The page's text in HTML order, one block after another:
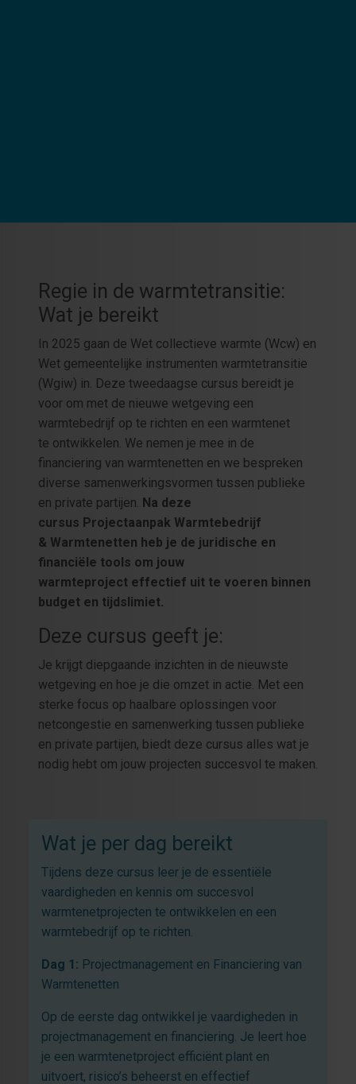
Regie in de warmtetransitie:
Wat je bereikt
In 2025 gaan de Wet collectieve warmte (Wcw) en
Wet gemeentelijke instrumenten warmtetransitie
(Wgiw) in. Deze tweedaagse cursus bereidt je
voor om met de nieuwe wetgeving een
warmtebedrijf op te richten en een warmtenet
te ontwikkelen. We nemen je mee in de
financiering van warmtenetten en we bespreken
diverse samenwerkingsvormen tussen publieke
en private partijen. Na deze
cursus Projectaanpak Warmtebedrijf
& Warmtenetten heb je de juridische en
financiële tools om jouw
warmteproject effectief uit te voeren binnen
budget en tijdslimiet.
Deze cursus geeft je:
Je krijgt diepgaande inzichten in de nieuwste
wetgeving en hoe je die omzet in actie. Met een
sterke focus op haalbare oplossingen voor
netcongestie en samenwerking tussen publieke
en private partijen, biedt deze cursus alles wat je
nodig hebt om jouw projecten succesvol te maken.
Wat je per dag bereikt
Tijdens deze cursus leer je de essentiële
vaardigheden en kennis om succesvol
warmtenetprojecten te ontwikkelen en een
warmtebedrijf op te richten.
Dag 1: Projectmanagement en Financiering van
Warmtenetten
Op de eerste dag ontwikkel je vaardigheden in
projectmanagement en financiering. Je leert hoe
je een warmtenetproject efficiënt plant en
uitvoert, risico’s beheerst en effectief